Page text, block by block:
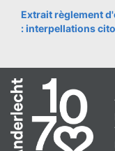
Extrait règlement
: interpellations